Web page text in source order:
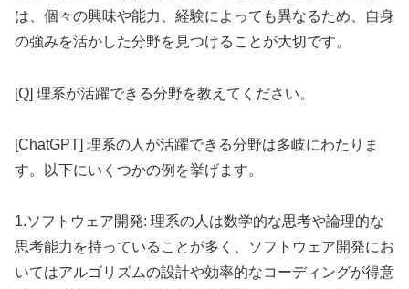
は、個々の興味や能力、経験によっても異なるため、自身
の強みを活かした分野を見つけることが大切です。
[Q] 理系が活躍できる分野を教えてください。
[ChatGPT] 理系の人が活躍できる分野は多岐にわたりま
す。以下にいくつかの例を挙げます。
1.ソフトウェア開発: 理系の人は数学的な思考や論理的な
思考能力を持っていることが多く、ソフトウェア開発にお
いてはアルゴリズムの設計や効率的なコーディングが得意